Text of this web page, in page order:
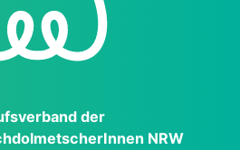
der
NRW